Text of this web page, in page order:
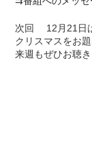
次回 12月21日は
クリスマスをお
来週もぜひお聴き